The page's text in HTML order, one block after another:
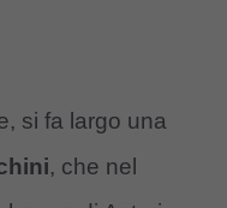
si fa largo una
, che nel